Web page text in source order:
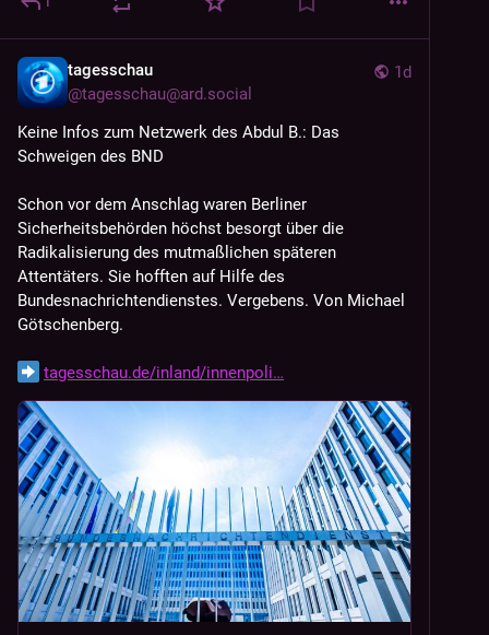
1d
tagesschau
@tagesschau@ard.social
Keine Infos zum Netzwerk des Abdul B.: Das
Schweigen des BND
Schon vor dem Anschlag waren Berliner
Sicherheitsbehörden höchst besorgt über die
Radikalisierung des mutmaßlichen späteren
Attentäters. Sie hofften auf Hilfe des
Bundesnachrichtendienstes. Vergebens. Von Michael
Götschenberg.
tagesschau.de/inland/innenpoli